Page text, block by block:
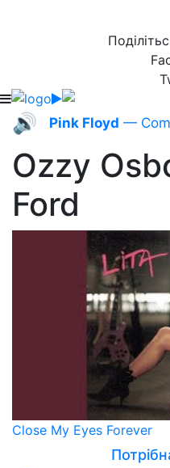
🔊 Pink Floyd —
Ozzy
Ford
Close My Eyes Forever